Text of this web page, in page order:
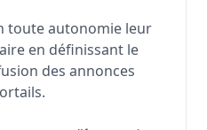
toute autonomie leur
en définissant le
des annonces